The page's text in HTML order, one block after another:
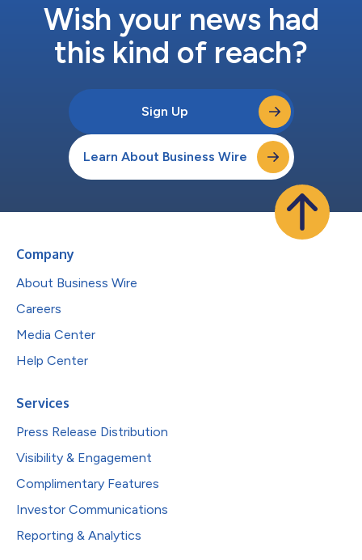
Wish your news had
this kind of reach?
Sign Up
Learn About Business Wire
Company
About Business Wire
Careers
Media Center
Help Center
Services
Press Release Distribution
Visibility & Engagement
Complimentary Features
Investor Communications
Reporting & Analytics